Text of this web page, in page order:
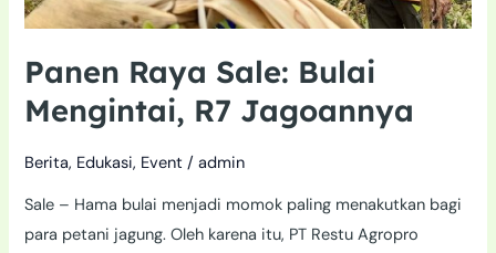
Panen Raya Sale: Bulai
Mengintai, R7 Jagoannya
Berita, Edukasi, Event /admin
Sale – Hama bulai menjadi momok paling menakutkan bagi
para petani jagung. Oleh karena itu, PT Restu Agropro